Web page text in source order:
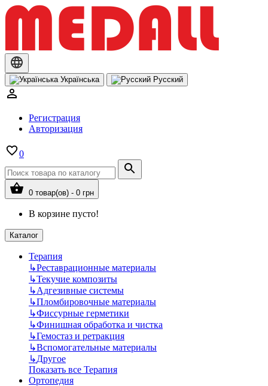
Українська Русский
Регистрация
Авторизация
0
0 товар(ов) - 0 грн
В корзине пусто!
Каталог
Терапия
↳Реставрационные материалы
↳Текучие композиты
↳Адгезивные системы
↳Пломбировочные материалы
↳Фиссурные герметики
↳Финишная обработка и чистка
↳Гемостаз и ретракция
↳Вспомогательные материалы
↳Другое
Показать все Терапия
Ортопедия